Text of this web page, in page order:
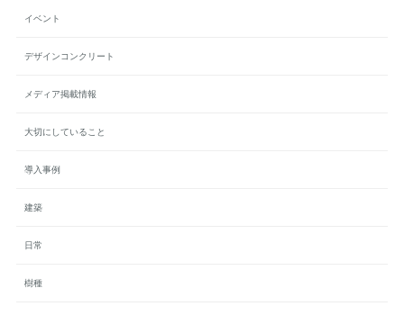
イベント
デザインコンクリート
メディア掲載情報
大切にしていること
導入事例
建築
日常
樹種